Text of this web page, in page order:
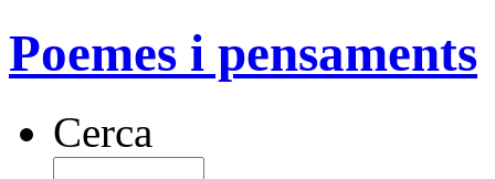
Poemes i pensaments
Cerca